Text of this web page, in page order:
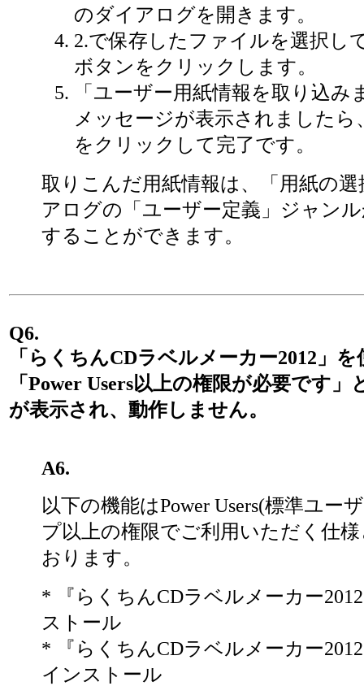
のダイアログを開きます。
2.で保存したファイルを選択し
ボタンをクリックします。
「ユーザー用紙情報を取り込み
メッセージが表示されましたら
をクリックして完了です。
取りこんだ用紙情報は、「用紙の
アログの「ユーザー定義」ジャン
することができます。
Q6.
「らくちんCDラベルメーカー2012」
「Power Users以上の権限が必要です」
が表示され、動作しません。
A6.
以下の機能はPower Users(標準ユー
プ以上の権限でご利用いただく仕
おります。
* 『らくちんCDラベルメーカー
ストール
* 『らくちんCDラベルメーカー
インストール